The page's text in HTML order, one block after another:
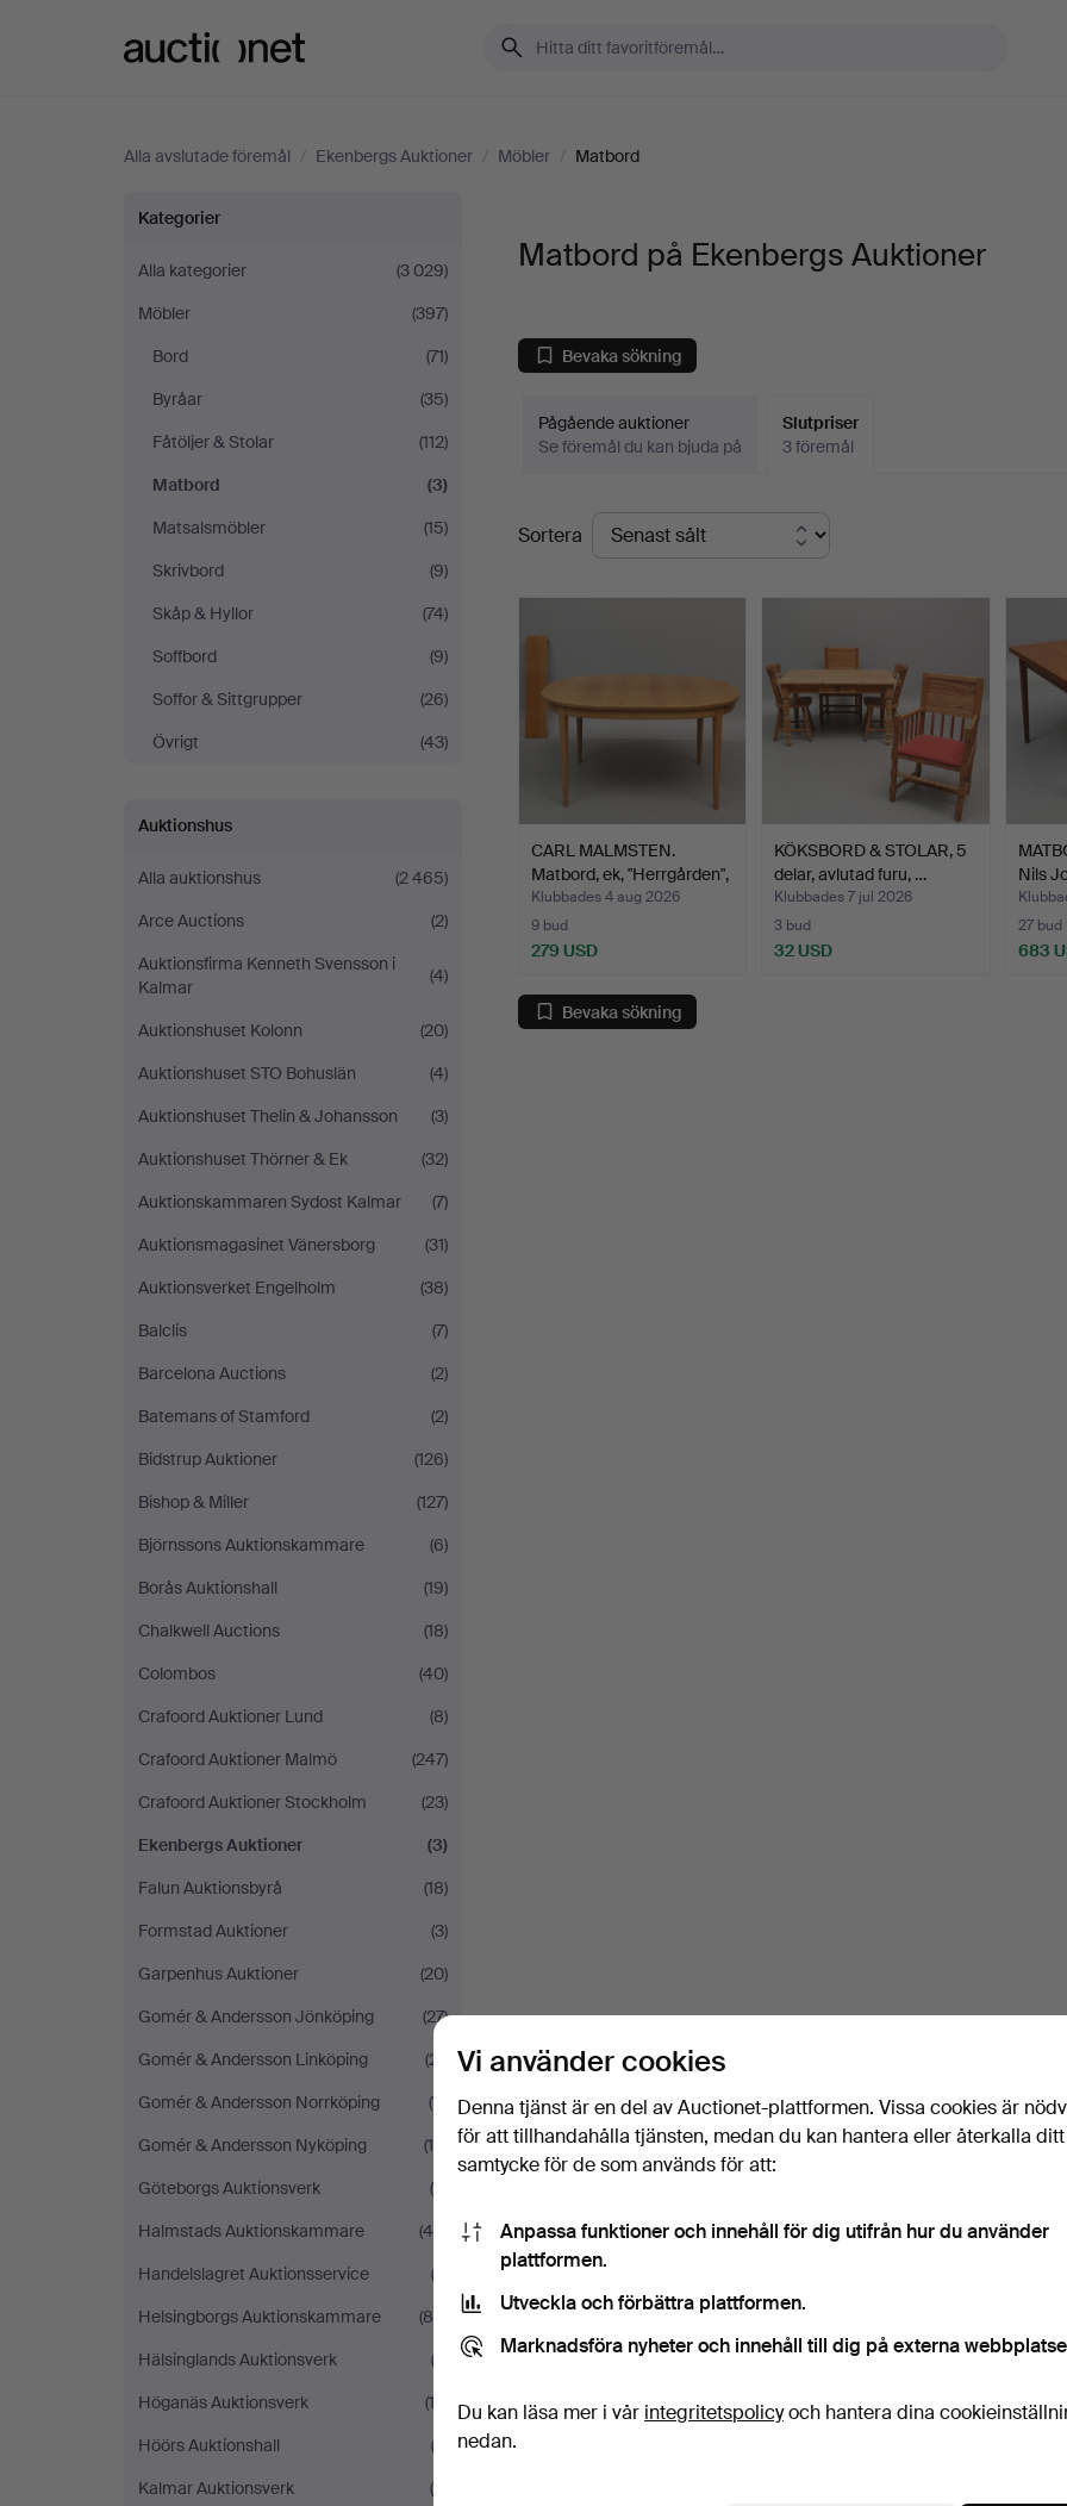
Alla avslutade föremål / Ekenbergs Auktioner / Möbler / Matbord
Matbord
på
Ekenbergs
Auktioner
Kategorier
Alla kategorier
(3 029)
Möbler
(397)
Bord
(71)
Byråar
(35)
Fåtöljer & Stolar
(112)
Matbord
(3)
Matsalsmöbler
(15)
Skrivbord
(9)
Skåp & Hyllor
(74)
Soffbord
(9)
Soffor & Sittgrupper
(26)
Övrigt
(43)
Auktionshus
Alla auktionshus
(2 465)
Arce Auctions
(2)
Auktionsfirma Kenneth Svensson i
Kalmar
(4)
Auktionshuset Kolonn
(20)
Auktionshuset STO Bohuslän
(4)
Auktionshuset Thelin & Johansson
(3)
Auktionshuset Thörner & Ek
(32)
Auktionskammaren Sydost Kalmar
(7)
Auktionsmagasinet Vänersborg
(31)
Auktionsverket Engelholm
(38)
Balclis
(7)
Barcelona Auctions
(2)
Batemans of Stamford
(2)
Bidstrup Auktioner
(126)
Bishop & Miller
(127)
Björnssons Auktionskammare
(6)
Borås Auktionshall
(19)
Chalkwell Auctions
(18)
Colombos
(40)
Crafoord Auktioner Lund
(8)
Crafoord Auktioner Malmö
(247)
Crafoord Auktioner Stockholm
(23)
Ekenbergs Auktioner
(3)
Falun Auktionsbyrå
(18)
Formstad Auktioner
(3)
Garpenhus Auktioner
(20)
Gomér & Andersson Jönköping
(27)
Gomér & Andersson Linköping
(21)
Gomér & Andersson Norrköping
(11)
Gomér & Andersson Nyköping
(18)
Göteborgs Auktionsverk
(6)
Halmstads Auktionskammare
(44)
Handelslagret Auktionsservice
(3)
Helsingborgs Auktionskammare
(84)
Hälsinglands Auktionsverk
(2)
Höganäs Auktionsverk
(12)
Höörs Auktionshall
(2)
Kalmar Auktionsverk
(9)
Matbord på Ekenbergs Auktioner
Bevaka sökning
Pågående auktioner
Se föremål du kan bjuda på
Slutpriser
3 föremål
Slutpriser
Sortera
CARL MALMSTEN.
Matbord, ek, "Herrgården",
…
Klubbades 4 aug 2026
9 bud
279 USD
KÖKSBORD & STOLAR, 5
delar, avlutad furu, …
Klubbades 7 jul 2026
3 bud
32 USD
Nils
27 bud
683
Bevaka sökning
Vi använder cookies
Denna tjänst är en del av Auctionet-plattformen. Vissa cookies är
för att tillhandahålla tjänsten, medan du kan hantera eller återkalla ditt
samtycke för de som används för att:
Anpassa funktioner och innehåll för dig utifrån hur du använder
plattformen.
Utveckla och förbättra plattformen.
Marknadsföra nyheter och innehåll till dig på externa
Du kan läsa mer i vår integritetspolicyoch hantera dina
nedan.